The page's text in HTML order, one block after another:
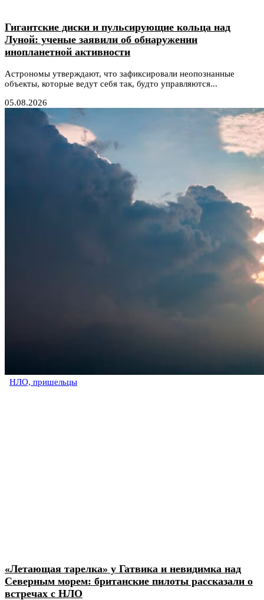
Гигантские диски и пульсирующие кольца над
Луной: ученые заявили об обнаружении
инопланетной активности
Астрономы утверждают, что зафиксировали неопознанные
объекты, которые ведут себя так, будто управляются...
05.08.2026
НЛО, пришельцы
«Летающая тарелка» у Гатвика и невидимка над
Северным морем: британские пилоты рассказали о
встречах с НЛО